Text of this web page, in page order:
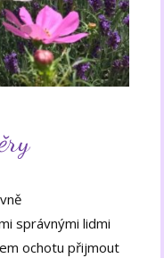
správnými lidmi
ochotu přijmout